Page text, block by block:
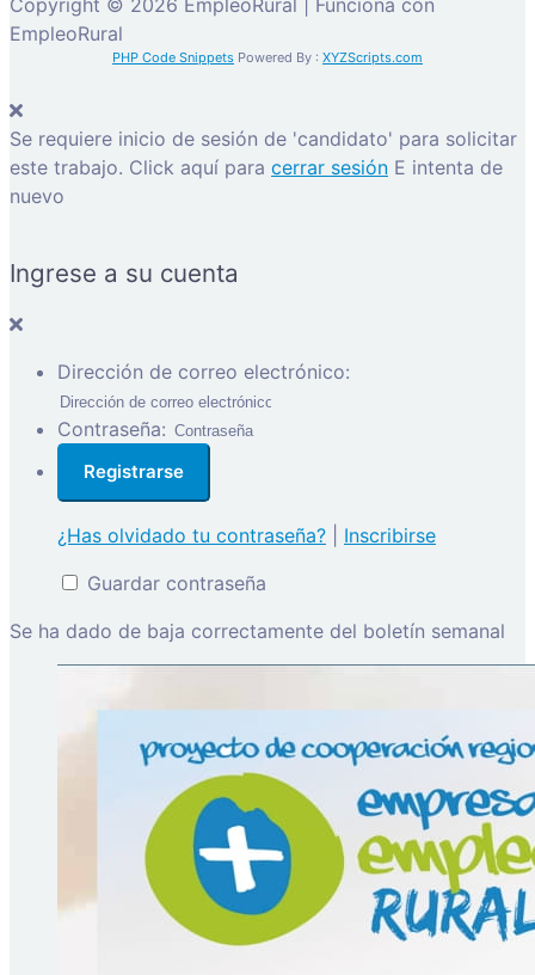
Copyright © 2026 EmpleoRural | Funciona con
EmpleoRural
PHP Code Snippets Powered By : XYZScripts.com
Se requiere inicio de sesión de 'candidato' para solicitar
este trabajo. Click aquí para cerrar sesión E intenta de
nuevo
Ingrese a su cuenta
Dirección de correo electrónico:
Contraseña:
¿Has olvidado tu contraseña?
Inscribirse
Guardar contraseña
Se ha dado de baja correctamente del boletín semanal